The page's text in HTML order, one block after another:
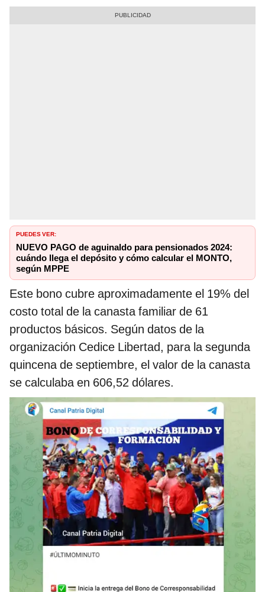
PUEDES VER:
NUEVO PAGO de aguinaldo para pensionados 2024:
cuándo llega el depósito y cómo calcular el MONTO,
según MPPE
Este bono cubre aproximadamente el 19% del
costo total de la canasta familiar de 61
productos básicos. Según datos de la
organización Cedice Libertad, para la segunda
quincena de septiembre, el valor de la canasta
se calculaba en 606,52 dólares.